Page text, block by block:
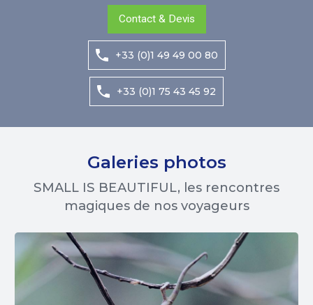
Contact & Devis
+33 (0)1 49 49 00 80
+33 (0)1 75 43 45 92
Galeries photos
SMALL IS BEAUTIFUL, les rencontres
magiques de nos voyageurs